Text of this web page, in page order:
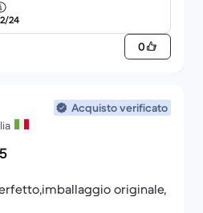
24
0
Acquisto verificato
originale,